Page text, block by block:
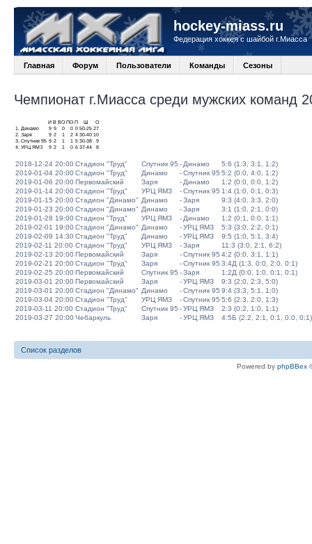
hockey-miass.ru
Федерация хоккея с шайбой г.Миасса
Главная Форум Пользователи Команды Сезоны
Чемпионат г.Миасса среди мужских команд
И В ВО ПО П
О
1.
Динамо 9 9 0 0 0 50-25 27
2. Заря 9 2 1 2 4 30-40 10
3. Спутник 95 9 2 1 1 5 30-38
9
4. УРЦ ЯМЗ 9 2 1 0 6 37-44 8
2018-12-24 20:00Стадион "Труд" Спутник 95 - Динамо
5:6 (1:3, 3:1, 1:2)
2019-01-04 20:00Стадион "Труд" Динамо -Спутник 95 5:2 (0:0, 4:0, 1:2)
2019-01-06 20:00Первомайский Заря - Динамо
1:2 (0:0, 0:0, 1:2)
2019-01-14 20:00Стадион "Труд" УРЦ ЯМЗ -Спутник 95 1:4 (1:0, 0:1, 0:3)
2019-01-15 20:00Стадион "Динамо" Динамо -Заря
9:3 (4:0, 3:3, 2:0)
2019-01-23 20:00Стадион "Динамо" Динамо -Заря
3:1 (1:0, 2:1, 0:0)
2019-01-28 19:00Стадион "Труд" УРЦ ЯМЗ - Динамо
1:2 (0:1, 0:0, 1:1)
2019-02-01 19:00Стадион "Динамо" Динамо -УРЦ ЯМЗ
5:3 (3:0, 2:2, 0:1)
2019-02-09 14:30Стадион "Труд" Динамо -УРЦ ЯМЗ
9:5 (1:0, 5:1, 3:4)
2019-02-11 20:00 Стадион "Труд" УРЦ ЯМЗ -Заря
11:3 (3:0, 2:1, 6:2)
2019-02-13 20:00Первомайский Заря -Спутник 95 4:2 (0:0, 3:1, 1:1)
2019-02-21 20:00Стадион "Труд" Заря -Спутник 95 3:4Д (1:3, 0:0, 2:0, 0:1)
2019-02-25 20:00Первомайский Спутник 95 -Заря
1:2Д (0:0, 1:0, 0:1, 0:1)
2019-03-01 20:00Первомайский Заря -УРЦ ЯМЗ
9:3 (2:0, 2:3, 5:0)
2019-03-01 20:00Стадион "Динамо" Динамо -Спутник 95 9:4 (3:3, 5:1, 1:0)
2019-03-04 20:00Стадион "Труд" УРЦ ЯМЗ -Спутник 95 5:6 (2:3, 2:0, 1:3)
2019-03-11 20:00 Стадион "Труд" Спутник 95 -УРЦ ЯМЗ
2:3 (0:2, 1:0, 1:1)
2019-03-27 20:00Чебаркуль Заря -УРЦ ЯМЗ 4:5Б (2:2, 2:1, 0:1, 0:0, 0:1)
Список разделов
Powered by phpBBex